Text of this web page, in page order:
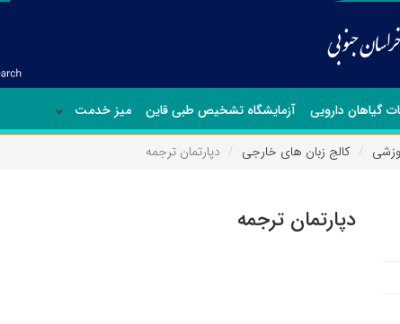
گیاهان دارویی آزمایشگاه تشخیص طبی قاین میز خدمت
کالج زبان های خارجی دپارتمان ترجمه
دپارتمان ترجمه